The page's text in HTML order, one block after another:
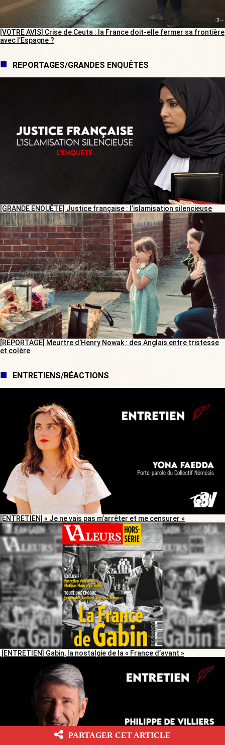
[VOTRE AVIS] Crise de Ceuta : la France doit-elle fermer sa frontière
avec l’Espagne ?
REPORTAGES/GRANDES ENQUÊTES
[GRANDE ENQUÊTE] Justice française : l’islamisation silencieuse
[REPORTAGE] Meurtre d’Henry Nowak : des Anglais entre tristesse
et colère
ENTRETIENS/RÉACTIONS
[ENTRETIEN] « Je ne vais pas m’arrêter et me censurer »
[ENTRETIEN] Gabin, la nostalgie de la « France d’avant »
PARTAGER CET ARTICLE